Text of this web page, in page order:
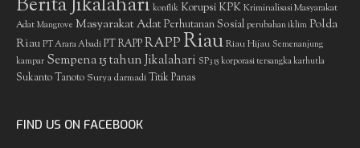
Berita Jikalahari konflik Korupsi KPKKriminalisasi Masyarakat
Adat Mangrove Masyarakat AdatPerhutanan Sosial perubahan iklim Polda
Riau PT Arara Abadi PT RAPPRAPPRiauRiau Hijau Semenanjung
kampar Sempena 15 tahun Jikalahari SP3 15 korporasi tersangka karhutla
Sukanto Tanoto Surya darmadiTitik Panas
FIND US ON FACEBOOK